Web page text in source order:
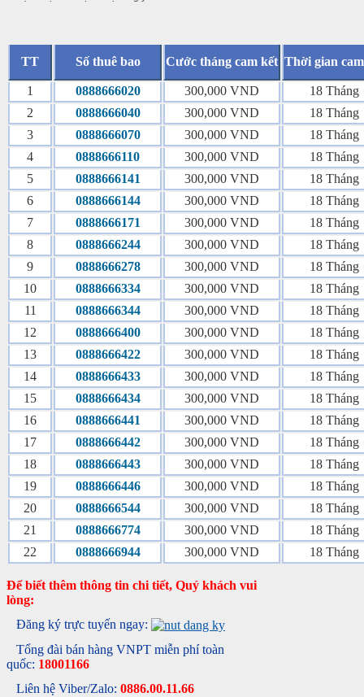
TT Số thuê bao Cước tháng cam kết Thời gian
1 0888666020 300,000 VND
18 Tháng
2
0888666040 300,000 VND
18 Tháng
3
0888666070 300,000 VND
18 Tháng
4
0888666110 300,000 VND
18 Tháng
5
0888666141 300,000 VND
18 Tháng
6
0888666144 300,000 VND
18 Tháng
7
0888666171 300,000 VND
18 Tháng
8
0888666244 300,000 VND
18 Tháng
9
0888666278 300,000 VND
18 Tháng
10
0888666334 300,000 VND
18 Tháng
11
0888666344 300,000 VND
18 Tháng
12
0888666400 300,000 VND
18 Tháng
13
0888666422 300,000 VND
18 Tháng
14
0888666433 300,000 VND
18 Tháng
15
0888666434 300,000 VND
18 Tháng
16
0888666441 300,000 VND
18 Tháng
17
0888666442 300,000 VND
18 Tháng
18
0888666443 300,000 VND
18 Tháng
19
0888666446 300,000 VND
18 Tháng
20
0888666544 300,000 VND
18 Tháng
21
0888666774 300,000 VND
18 Tháng
22
0888666944 300,000 VND 18 Tháng
Để biết thêm thông tin chi tiết, Quý khách vui
lòng:
Đăng ký trực tuyến ngay:
Tổng đài bán hàng VNPT miễn phí toàn
quốc: 18001166
Liên hệ Viber/Zalo: 0886.00.11.66